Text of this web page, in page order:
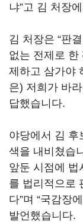
냐”고 김 처장
김 처장은 “판
없는 전제로 한
제하고 삼가야
은) 저희가 바
답했습니다.
야당에서 김 후
색을 내비쳤습
앞둔 시점에 법
를 법리적으로
다”며 “국감장
발언했습니다.